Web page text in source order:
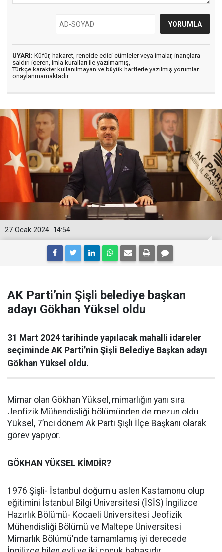
UYARI: Küfür, hakaret, rencide edici cümleler veya imalar, inançlara
saldırı içeren, imla kuralları ile yazılmamış,
Türkçe karakter kullanılmayan ve büyük harflerle yazılmış yorumlar
onaylanmamaktadır.
14:54
27 Ocak 2024
AK Parti’nin Şişli belediye başkan
adayı Gökhan Yüksel oldu
31 Mart 2024 tarihinde yapılacak mahalli idareler
seçiminde AK Parti’nin Şişli Belediye Başkan adayı
Gökhan Yüksel oldu.
Mimar olan Gökhan Yüksel, mimarlığın yanı sıra
Jeofizik Mühendisliği bölümünden de mezun oldu.
Yüksel, 7’nci dönem Ak Parti Şişli İlçe Başkanı olarak
görev yapıyor.
GÖKHAN YÜKSEL KİMDİR?
1976 Şişli- İstanbul doğumlu aslen Kastamonu olup
eğitimini İstanbul Bilgi Üniversitesi (İSİS) İngilizce
Hazırlık Bölümü- Kocaeli Üniversitesi Jeofizik
Mühendisliği Bölümü ve Maltepe Üniversitesi
Mimarlık Bölümü'nde tamamlamış iyi derecede